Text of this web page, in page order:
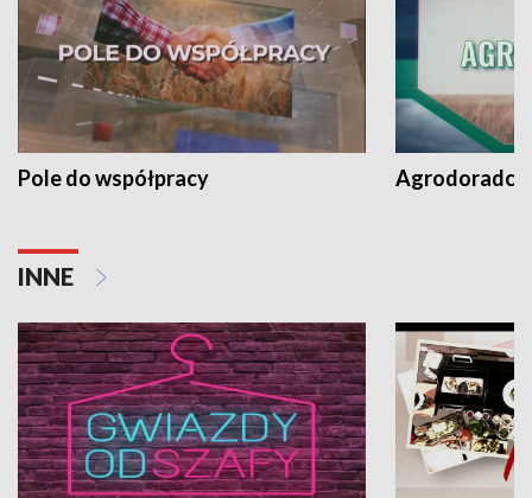
Pole do współpracy Agrodoradcy
INNE